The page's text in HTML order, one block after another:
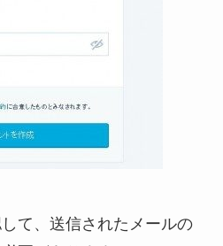
て、送信されたメールの